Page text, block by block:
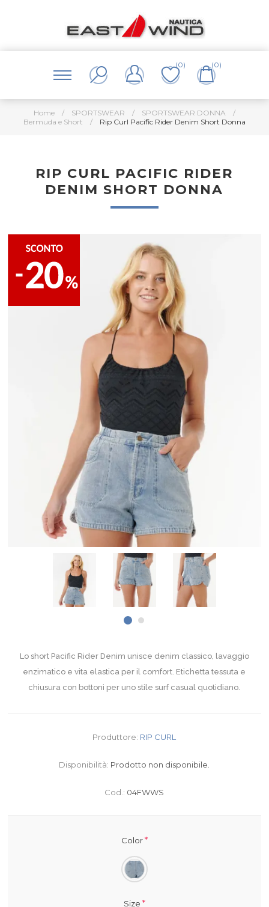
(0) (0)
Home / SPORTSWEAR / SPORTSWEAR DONNA
/
Bermuda e Short
/ Rip Curl Pacific Rider Denim Short Donna
RIP CURL PACIFIC RIDER
DENIM SHORT DONNA
Lo short Pacific Rider Denim unisce denim classico, lavaggio
enzimatico e vita elastica per il comfort. Etichetta tessuta e
chiusura con bottoni per uno stile surf casual quotidiano.
Produttore: RIP CURL
Disponibilità: Prodotto non disponibile.
Cod.: 04FWWS
Color*
Size *